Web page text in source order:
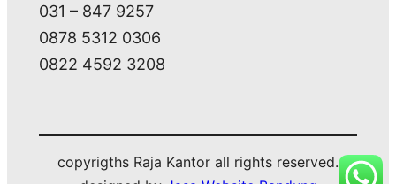
031 – 847 9257
0878 5312 0306
0822 4592 3208
copyrigths Raja Kantor all rights reserved.